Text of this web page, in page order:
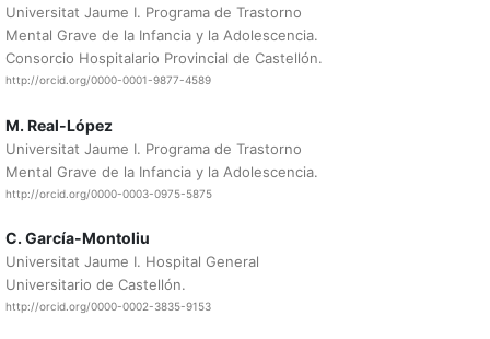
Universitat Jaume I. Programa de Trastorno
Mental Grave de la Infancia y la Adolescencia.
Consorcio Hospitalario Provincial de Castellón.
http://orcid.org/0000-0001-9877-4589
M. Real-López
Universitat Jaume I. Programa de Trastorno
Mental Grave de la Infancia y la Adolescencia.
http://orcid.org/0000-0003-0975-5875
C. García-Montoliu
Universitat Jaume I. Hospital General
Universitario de Castellón.
http://orcid.org/0000-0002-3835-9153